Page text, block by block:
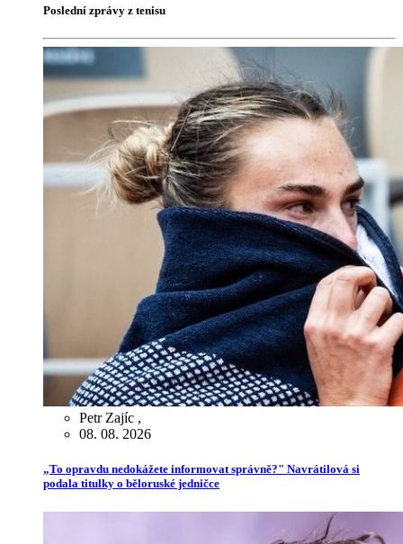
Poslední zprávy z tenisu
Petr Zajíc ,
08. 08. 2026
„To opravdu nedokážete informovat správně?" Navrátilová si
podala titulky o běloruské jedničce